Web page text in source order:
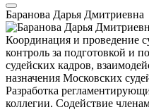
Баранова Дарья Дмитриевна
Координация и проведение
контроль за подготовкой и
судейских кадров,
назначения Московских
Разработка
коллегии. Содействие